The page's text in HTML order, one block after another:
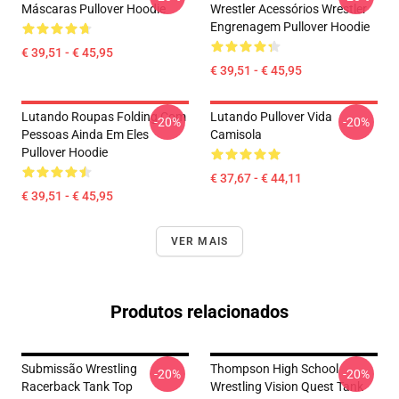
Máscaras Pullover Hoodie
€ 39,51 - € 45,95
Wrestler Acessórios Wrestler
Engrenagem Pullover Hoodie
€ 39,51 - € 45,95
Lutando Roupas Folding Com
Pessoas Ainda Em Eles
Pullover Hoodie
€ 39,51 - € 45,95
-20%
Lutando Pullover Vida
Camisola
€ 37,67 - € 44,11
-20%
VER MAIS
Produtos relacionados
Submissão Wrestling
Racerback Tank Top
-20%
Thompson High School
Wrestling Vision Quest Tank
-20%